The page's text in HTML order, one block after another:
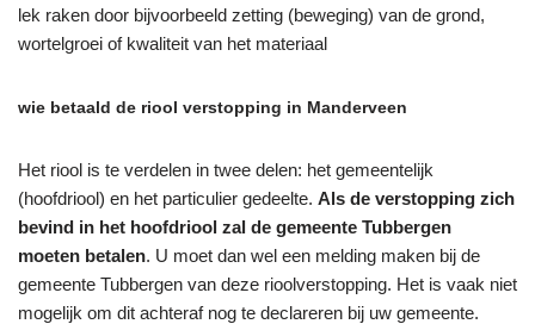
lek raken door bijvoorbeeld zetting (beweging) van de grond,
wortelgroei of kwaliteit van het materiaal
wie betaald de riool verstopping in Manderveen
Het riool is te verdelen in twee delen: het gemeentelijk
(hoofdriool) en het particulier gedeelte. Als de verstopping zich
bevind in het hoofdriool zal de gemeente Tubbergen
moeten betalen. U moet dan wel een melding maken bij de
gemeente Tubbergen van deze rioolverstopping. Het is vaak niet
mogelijk om dit achteraf nog te declareren bij uw gemeente.